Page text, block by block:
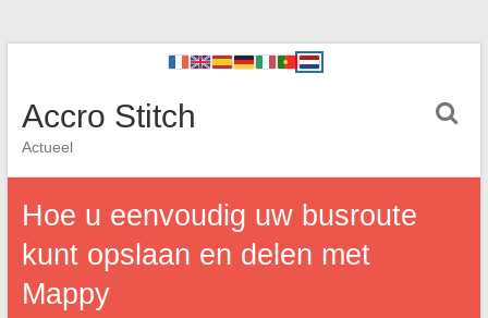
Accro Stitch
Actueel
Hoe u eenvoudig uw busroute
kunt opslaan en delen met
Mappy